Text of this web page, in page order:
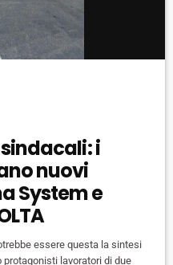
i
nuovi
System e
essere questa la sintesi
lavoratori di due